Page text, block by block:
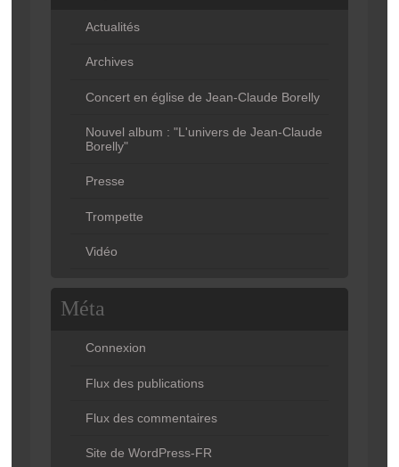
Actualités
Archives
Concert en église de Jean-Claude Borelly
Nouvel album : "L'univers de Jean-Claude
Borelly"
Presse
Trompette
Vidéo
Méta
Connexion
Flux des publications
Flux des commentaires
Site de WordPress-FR